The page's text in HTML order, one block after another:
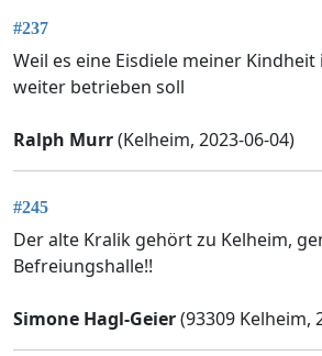
#237
Weil es eine Eisdiele meiner
weiter betrieben soll
Ralph Murr(Kelheim, 2023-06-04)
#245
Der alte Kralik gehört zu Kelheim,
Befreiungshalle!!
Simone Hagl-Geier(93309 Kelheim,